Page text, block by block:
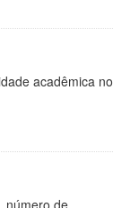
acadêmica no
número de